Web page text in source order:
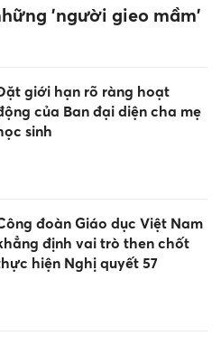
'người gieo mầm'
giới hạn rõ ràng hoạt
của Ban đại diện cha mẹ
sinh
đoàn Giáo dục Việt Nam
định vai trò then chốt
hiện Nghị quyết 57